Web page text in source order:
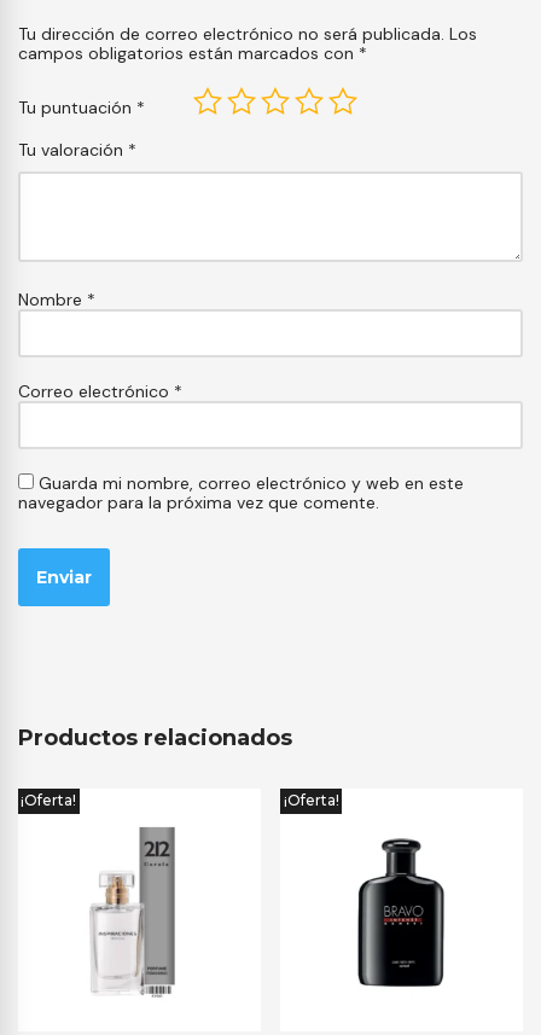
Tu dirección de correo electrónico no será publicada. Los
campos obligatorios están marcados con *
Tu puntuación *
Tu valoración *
Nombre *
Correo electrónico *
Guarda mi nombre, correo electrónico y web en este
navegador para la próxima vez que comente.
Productos relacionados
¡Oferta! ¡Oferta!